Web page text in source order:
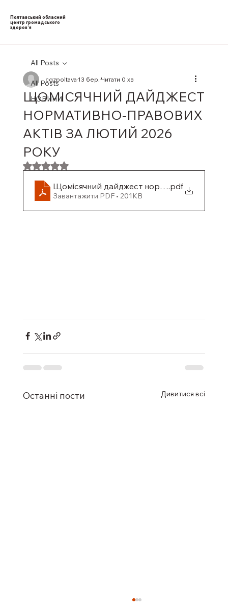
Полтавський обласний
центр громадського
здоров’я
All Posts
НОВИНИ
All Posts
ЩОМІСЯЧНИЙ ДАЙДЖЕСТ
НОРМАТИВНО-ПРАВОВИХ
АКТІВ ЗА ЛЮТИЙ 2026
РОКУ
cgzpoltava13 бер.Читати 0 хв
Оцінка: NaN з 5 зірок.
Щомісячний дайджест нормативно-
.pdf
Завантажити PDF • 201KB
Останні пости Дивитися всі